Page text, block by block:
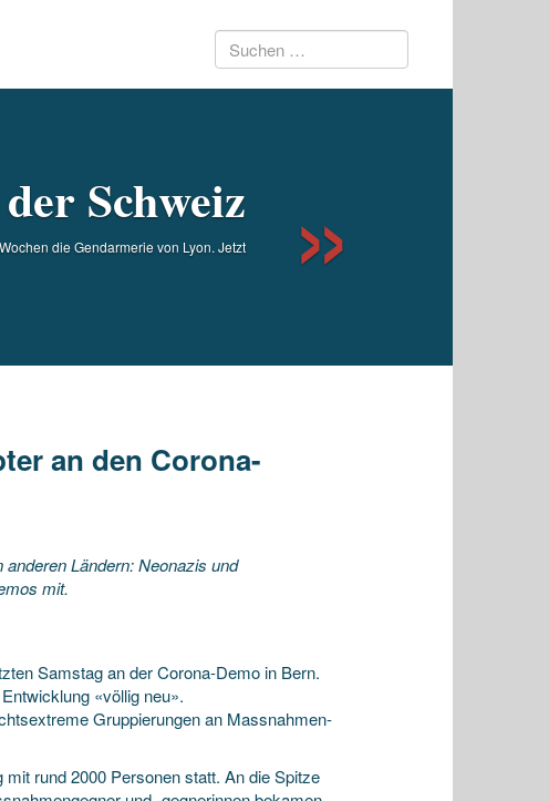
Suchen
Schweiz
die Gendarmerie von Lyon. Jetzt
an den Corona-
Ländern: Neonazis und
mit.
Samstag an der Corona-Demo in Bern.
«völlig neu».
Gruppierungen an Massnahmen-
rund 2000 Personen statt. An die Spitze